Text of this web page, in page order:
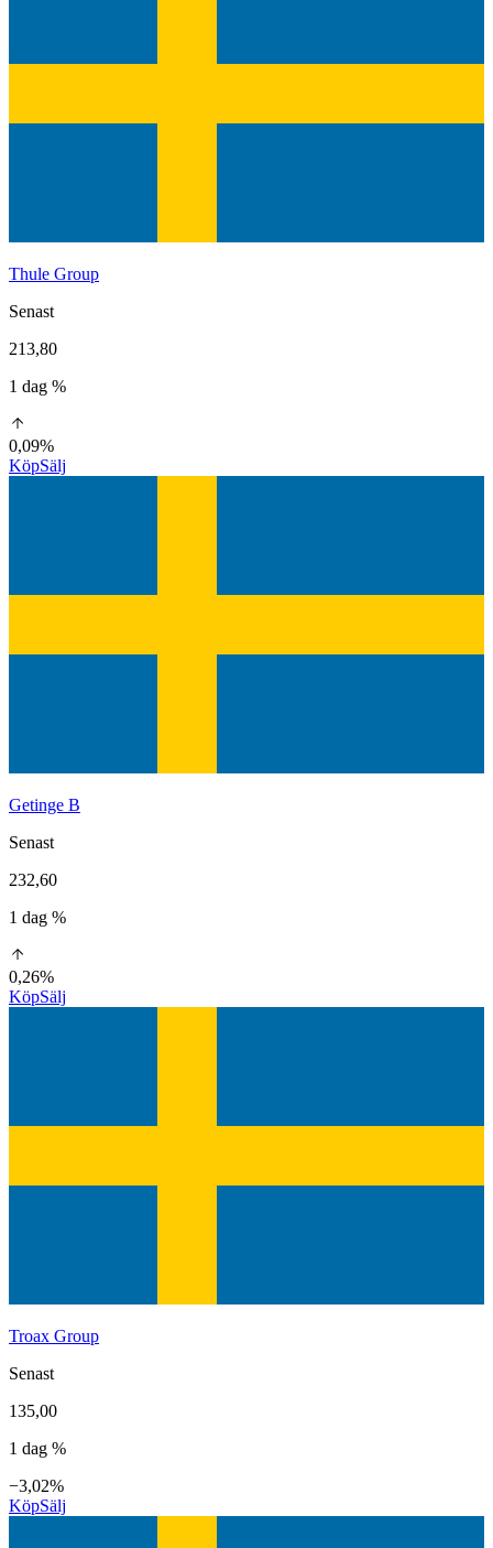
Thule Group
Senast
213,80
1 dag %
0,09%
KöpSälj
Getinge B
Senast
232,60
1 dag %
0,26%
KöpSälj
Troax Group
Senast
135,00
1 dag %
−3,02%
KöpSälj